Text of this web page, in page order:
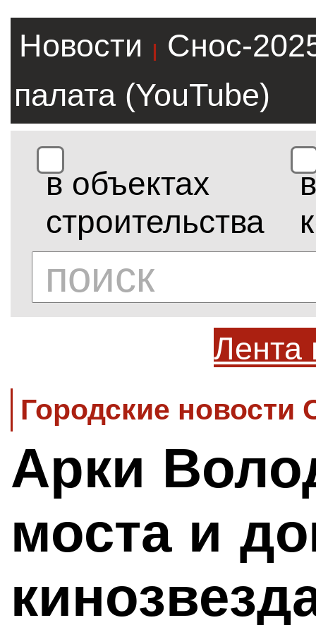
Новости |
Снос-
палата (YouTube)
в объектах
строительства
в
Лента
Городские новости
Арки
моста и